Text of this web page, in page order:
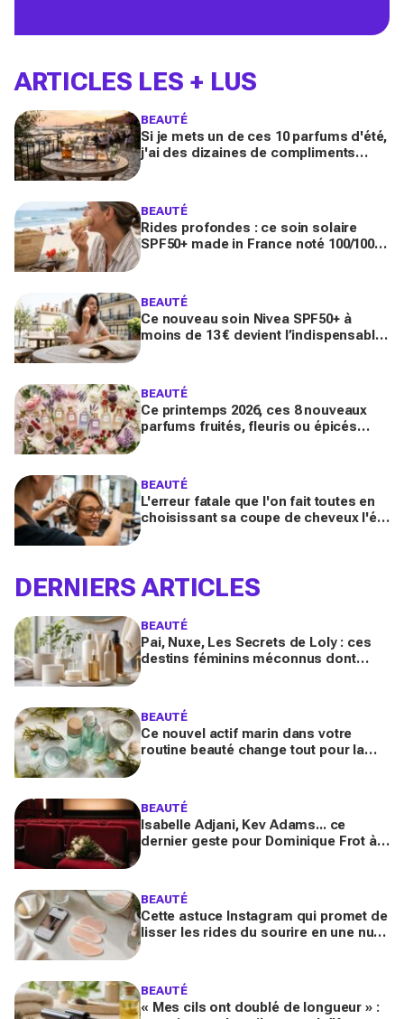
ARTICLES LES + LUS
BEAUTÉ
Si je mets un de ces 10 parfums d'été,
j'ai des dizaines de compliments
BEAUTÉ
Rides profondes : ce soin solaire
SPF50+ made in France noté 100/100
BEAUTÉ
Ce nouveau soin Nivea SPF50+ à
moins de 13 € devient l’indispensable
BEAUTÉ
Ce printemps 2026, ces 8 nouveaux
parfums fruités, fleuris ou épicés
BEAUTÉ
L'erreur fatale que l'on fait toutes en
choisissant sa coupe de cheveux l'été
DERNIERS ARTICLES
BEAUTÉ
Pai, Nuxe, Les Secrets de Loly : ces
destins féminins méconnus dont
BEAUTÉ
Ce nouvel actif marin dans votre
routine beauté change tout pour la
BEAUTÉ
Isabelle Adjani, Kev Adams... ce
dernier geste pour Dominique Frot à
BEAUTÉ
Cette astuce Instagram qui promet de
lisser les rides du sourire en une nuit
BEAUTÉ
« Mes cils ont doublé de longueur » :